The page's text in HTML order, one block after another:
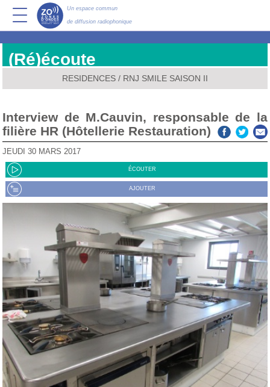
Un espace commun
de diffusion radiophonique
(Ré)écoute
RESIDENCES / RNJ SMILE SAISON II
Interview de M.Cauvin, responsable de la
filière HR (Hôtellerie Restauration)
JEUDI 30 MARS 2017
ÉCOUTER
AJOUTER